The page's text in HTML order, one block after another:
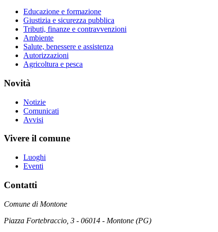
Educazione e formazione
Giustizia e sicurezza pubblica
Tributi, finanze e contravvenzioni
Ambiente
Salute, benessere e assistenza
Autorizzazioni
Agricoltura e pesca
Novità
Notizie
Comunicati
Avvisi
Vivere il comune
Luoghi
Eventi
Contatti
Comune di Montone
Piazza Fortebraccio, 3 - 06014 - Montone (PG)